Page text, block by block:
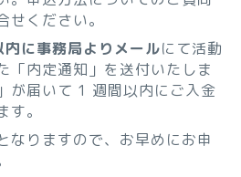
せください。
に事務局よりメールにて活動
「内定通知」を送付いたしま
が届いて 1 週間以内にご入金
。
なりますので、お早めにお申